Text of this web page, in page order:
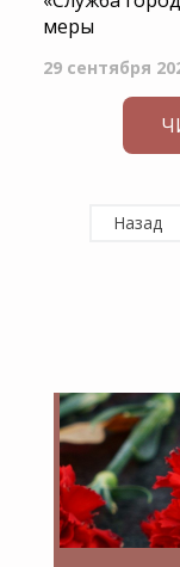
меры
29 сентября
Назад